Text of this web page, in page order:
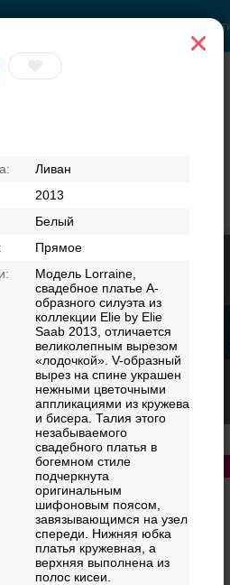
Ливан
2013
Белый
Прямое
Модель Lorraine,
свадебное платье А-
образного силуэта из
коллекции Elie by Elie
Saab 2013, отличается
великолепным вырезом
«лодочкой». V-образный
вырез на спине украшен
нежными цветочными
аппликациями из кружева
и бисера. Талия этого
незабываемого
свадебного платья в
богемном стиле
подчеркнута
оригинальным
шифоновым поясом,
завязывающимся на узел
спереди. Нижняя юбка
платья кружевная, а
верхняя выполнена из
полос кисеи.
ЗАГСы Атрибуты
Цена
До 5 000 руб.
5 000 - 10 000 руб.
10 000 - 15 000 руб.
15 000 - 25 000 руб.